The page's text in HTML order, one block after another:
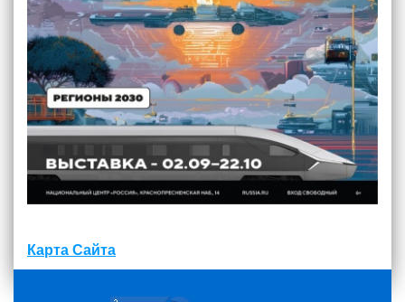
Карта Сайта